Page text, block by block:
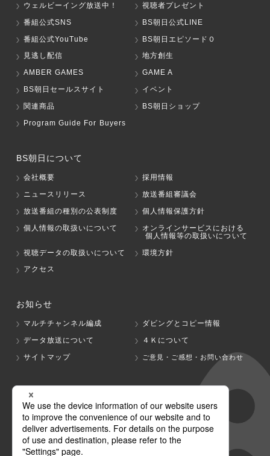
ウェルビーイング放送中！
視聴者プレゼント
番組公式SNS
BS朝日公式LINE
番組公式YouTube
BS朝日エピソード０
見逃し配信
地方創生
AMBER GAMES
GAME A
BS朝日セールスサイト
イベント
関連商品
BS朝日ショップ
Program Guide For Buyers
BS朝日について
会社概要
採用情報
ニュースリリース
放送番組審議会
放送番組の種別の公表制度
個人情報保護方針
個人情報の取扱いについて
オンラインサービスにおける
個人情報等の取扱いについて
視聴データの取扱いについて
環境方針
アクセス
お知らせ
マルチチャンネル編成
ダビングとコピー情報
データ放送について
４Ｋについて
サイトマップ
ご意見・ご感想・お問い合わせ
グループ会社
テレビ朝日 テレ朝チャンネル